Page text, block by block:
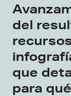
del
que
para